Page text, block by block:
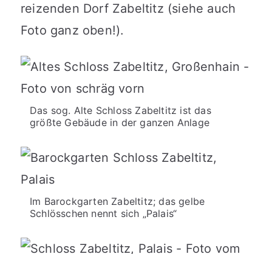
reizenden Dorf Zabeltitz (siehe auch
Foto ganz oben!).
Das sog. Alte Schloss Zabeltitz ist das
größte Gebäude in der ganzen Anlage
Im Barockgarten Zabeltitz; das gelbe
Schlösschen nennt sich „Palais“